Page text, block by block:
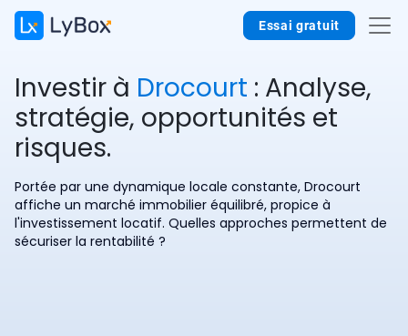
Essai gratuit
Investir à Drocourt : Analyse,
stratégie, opportunités et
risques.
Portée par une dynamique locale constante, Drocourt
affiche un marché immobilier équilibré, propice à
l'investissement locatif. Quelles approches permettent de
sécuriser la rentabilité ?